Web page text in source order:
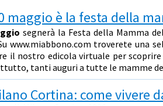
maggio è la festa della
segnerà la Festa della Mamma
www.miabbono.com troverete una
il nostro edicola virtuale per
tanti auguri a tutte le mamme
Cortina: come vivere